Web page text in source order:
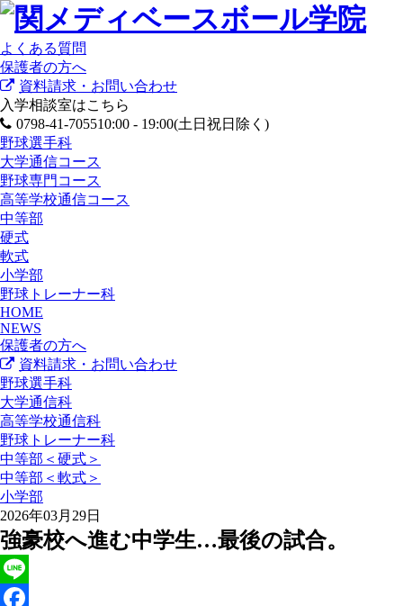
よくある質問
保護者の方へ
資料請求・お問い合わせ
入学相談室はこちら
0798-41-705510:00 - 19:00(土日祝日除く)
野球選手科
大学通信コース
野球専門コース
高等学校通信コース
中等部
硬式
軟式
小学部
野球トレーナー科
HOME
NEWS
保護者の方へ
資料請求・お問い合わせ
野球選手科
大学通信科
高等学校通信科
野球トレーナー科
中等部＜硬式＞
中等部＜軟式＞
小学部
2026年03月29日
強豪校へ進む中学生…最後の試合。
Line